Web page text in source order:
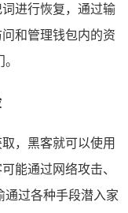
词进行恢复，通过输
和管理钱包内的资
，黑客就可以使用
能通过网络攻击、
通过各种手段潜入家